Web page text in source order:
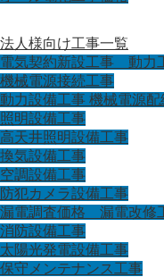
法人様向け工事一覧
電気契約新設工事 動力
機械電源接続工事
動力設備工事 機械電源配
照明設備工事
高天井照明設備工事
換気設備工事
空調設備工事
防犯カメラ設備工事
漏電調査価格 漏電改修
消防設備工事
太陽光発電設備工事
保守メンテナンス工事